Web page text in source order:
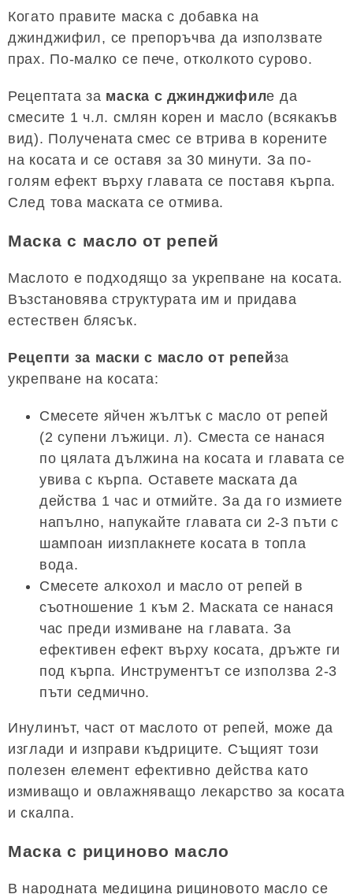
Когато правите маска с добавка на
джинджифил, се препоръчва да използвате
прах. По-малко се пече, отколкото сурово.
Рецептата за маска с джинджифиле да
смесите 1 ч.л. смлян корен и масло (всякакъв
вид). Получената смес се втрива в корените
на косата и се оставя за 30 минути. За по-
голям ефект върху главата се поставя кърпа.
След това маската се отмива.
Маска с масло от репей
Маслото е подходящо за укрепване на косата.
Възстановява структурата им и придава
естествен блясък.
Рецепти за маски с масло от репейза
укрепване на косата:
Смесете яйчен жълтък с масло от репей
(2 супени лъжици. л). Сместа се нанася
по цялата дължина на косата и главата се
увива с кърпа. Оставете маската да
действа 1 час и отмийте. За да го измиете
напълно, напукайте главата си 2-3 пъти с
шампоан иизплакнете косата в топла
вода.
Смесете алкохол и масло от репей в
съотношение 1 към 2. Маската се нанася
час преди измиване на главата. За
ефективен ефект върху косата, дръжте ги
под кърпа. Инструментът се използва 2-3
пъти седмично.
Инулинът, част от маслото от репей, може да
изглади и изправи къдриците. Същият този
полезен елемент ефективно действа като
измиващо и овлажняващо лекарство за косата
и скалпа.
Маска с рициново масло
В народната медицина рициновото масло се